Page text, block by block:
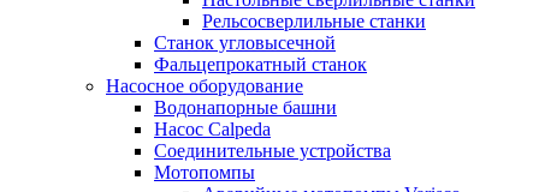
Рельсосверлильные станки
Станок угловысечной
Фальцепрокатный станок
Насосное оборудование
Водонапорные башни
Насос Calpeda
Соединительные устройства
Мотопомпы